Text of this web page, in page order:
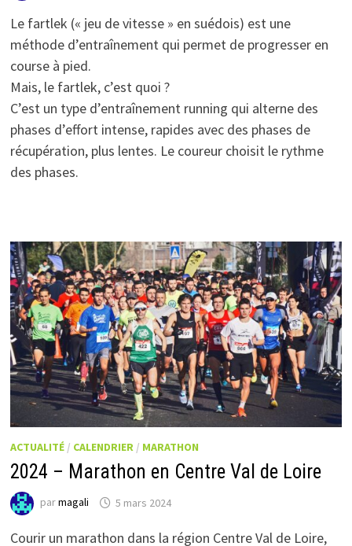
Le fartlek (« jeu de vitesse » en suédois) est une
méthode d’entraînement qui permet de progresser en
course à pied.
Mais, le fartlek, c’est quoi ?
C’est un type d’entraînement running qui alterne des
phases d’effort intense, rapides avec des phases de
récupération, plus lentes. Le coureur choisit le rythme
des phases.
ACTUALITÉ / CALENDRIER / MARATHON
2024 – Marathon en Centre Val de Loire
parmagali 5 mars 2024
Courir un marathon dans la région Centre Val de Loire,